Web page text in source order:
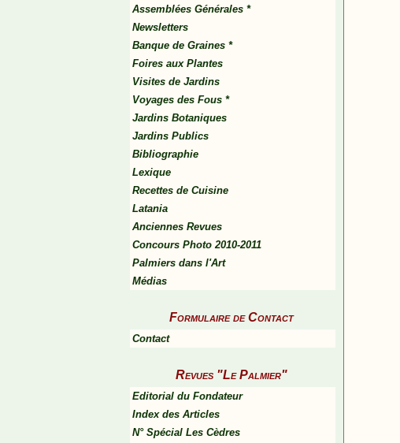
Assemblées Générales *
Newsletters
Banque de Graines *
Foires aux Plantes
Visites de Jardins
Voyages des Fous *
Jardins Botaniques
Jardins Publics
Bibliographie
Lexique
Recettes de Cuisine
Latania
Anciennes Revues
Concours Photo 2010-2011
Palmiers dans l'Art
Médias
Formulaire de Contact
Contact
Revues "Le Palmier"
Editorial du Fondateur
Index des Articles
N° Spécial Les Cèdres